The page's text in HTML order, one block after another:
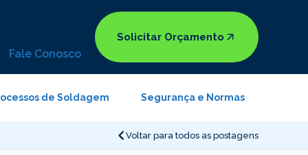
Fale Conosco
Solicitar Orçamento
de Soldagem Segurança e Normas
Voltar para todos as postagens